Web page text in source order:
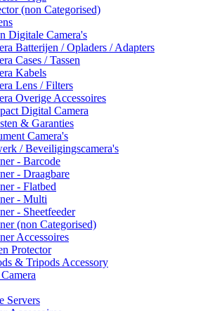
(non Categorised)
Digitale Camera's
Batterijen / Opladers / Adapters
Cases / Tassen
Kabels
Lens / Filters
Overige Accessoires
Digital Camera
& Garanties
Camera's
/ Beveiligingscamera's
- Barcode
- Draagbare
- Flatbed
- Multi
- Sheetfeeder
(non Categorised)
Accessoires
Protector
& Tripods Accessory
Servers